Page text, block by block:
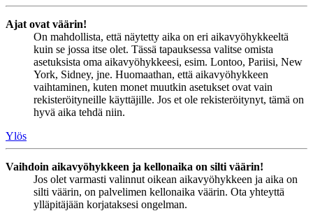
Ajat ovat väärin!
On mahdollista, että näytetty aika on eri aikavyöhykkeeltä
kuin se jossa itse olet. Tässä tapauksessa valitse omista
asetuksista oma aikavyöhykkeesi, esim. Lontoo, Pariisi, New
York, Sidney, jne. Huomaathan, että aikavyöhykkeen
vaihtaminen, kuten monet muutkin asetukset ovat vain
rekisteröityneille käyttäjille. Jos et ole rekisteröitynyt, tämä on
hyvä aika tehdä niin.
Ylös
Vaihdoin aikavyöhykkeen ja kellonaika on silti väärin!
Jos olet varmasti valinnut oikean aikavyöhykkeen ja aika on
silti väärin, on palvelimen kellonaika väärin. Ota yhteyttä
ylläpitäjään korjataksesi ongelman.